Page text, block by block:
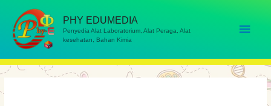
PHY EDUMEDIA
Penyedia Alat Laboratorium, Alat Peraga, Alat
kesehatan, Bahan Kimia